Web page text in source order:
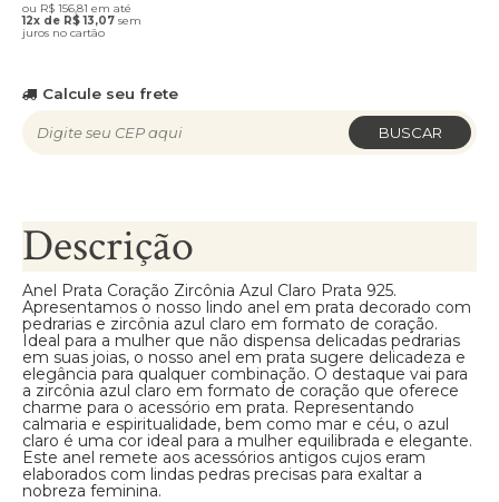
ou R$ 156,81 em até
12x de R$ 13,07 sem
juros no cartão
Calcule seu frete
BUSCAR
Descrição
Anel Prata Coração Zircônia Azul Claro Prata 925.
Apresentamos o nosso lindo anel em prata decorado com
pedrarias e zircônia azul claro em formato de coração.
Ideal para a mulher que não dispensa delicadas pedrarias
em suas joias, o nosso anel em prata sugere delicadeza e
elegância para qualquer combinação. O destaque vai para
a zircônia azul claro em formato de coração que oferece
charme para o acessório em prata. Representando
calmaria e espiritualidade, bem como mar e céu, o azul
claro é uma cor ideal para a mulher equilibrada e elegante.
Este anel remete aos acessórios antigos cujos eram
elaborados com lindas pedras precisas para exaltar a
nobreza feminina.